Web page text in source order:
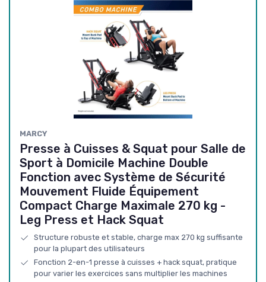
MARCY
Presse à Cuisses & Squat pour Salle de
Sport à Domicile Machine Double
Fonction avec Système de Sécurité
Mouvement Fluide Équipement
Compact Charge Maximale 270 kg -
Leg Press et Hack Squat
Structure robuste et stable, charge max 270 kg suffisante
pour la plupart des utilisateurs
Fonction 2-en-1 presse à cuisses + hack squat, pratique
pour varier les exercices sans multiplier les machines